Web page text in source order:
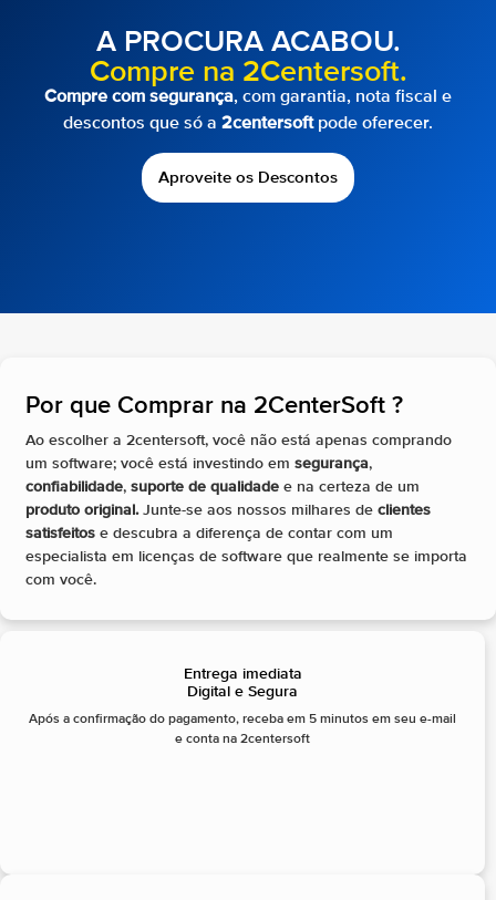
A PROCURA ACABOU.
Compre na 2Centersoft.
Compre com segurança, com garantia, nota fiscal e
descontos que só a 2centersoftpode oferecer.
Aproveite os Descontos
Por que Comprar na 2CenterSoft ?​
Ao escolher a 2centersoft, você não está apenas comprando
um software; você está investindo em segurança,
confiabilidade, suporte de qualidade e na certeza de um
produto original.Junte-se aos nossos milhares de clientes
satisfeitos e descubra a diferença de contar com um
especialista em licenças de software que realmente se importa
com você.
Entrega imediata
Digital e Segura
Após a confirmação do pagamento, receba em 5 minutos em seu e-mail
e conta na 2centersoft